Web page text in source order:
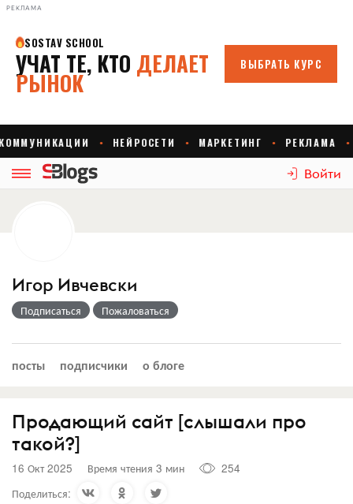
РЕКЛАМА
Войти
Игор Ивчевски
Подписаться Пожаловаться
посты подписчики о блоге
Продающий сайт [слышали про
такой?]
16 Окт 2025 Время чтения 3 мин
254
Поделиться: